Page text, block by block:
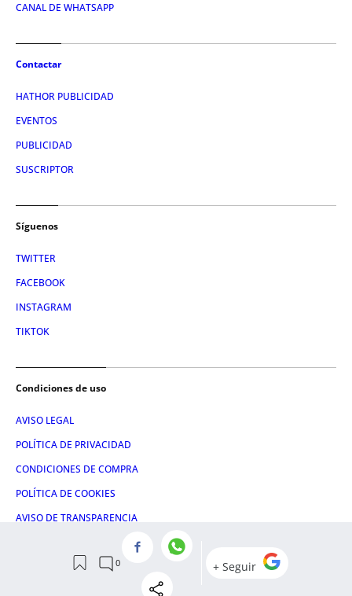
CANAL DE WHATSAPP
Contactar
HATHOR PUBLICIDAD
EVENTOS
PUBLICIDAD
SUSCRIPTOR
Síguenos
TWITTER
FACEBOOK
INSTAGRAM
TIKTOK
Condiciones de uso
AVISO LEGAL
POLÍTICA DE PRIVACIDAD
CONDICIONES DE COMPRA
POLÍTICA DE COOKIES
AVISO DE TRANSPARENCIA